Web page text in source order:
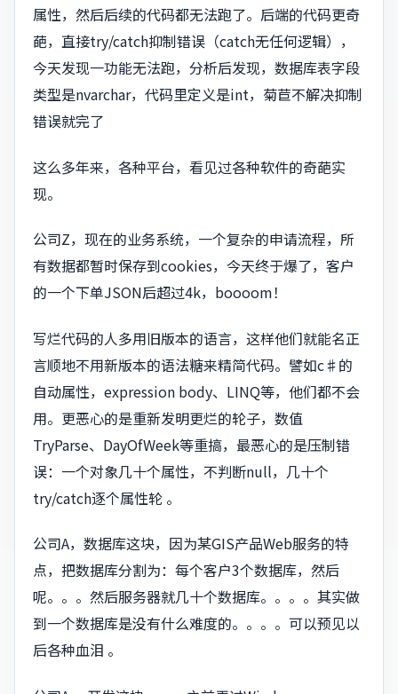
属性，然后后续的代码都无法跑了。后端的代码更奇
葩，直接try/catch抑制错误（catch无任何逻辑），
今天发现一功能无法跑，分析后发现，数据库表字段
类型是nvarchar，代码里定义是int，菊苣不解决抑制
错误就完了
这么多年来，各种平台，看见过各种软件的奇葩实
现。
公司Z，现在的业务系统，一个复杂的申请流程，所
有数据都暂时保存到cookies，今天终于爆了，客户
的一个下单JSON后超过4k，boooom！
写烂代码的人多用旧版本的语言，这样他们就能名正
言顺地不用新版本的语法糖来精简代码。譬如c♯的
自动属性，expression body、LINQ等，他们都不会
用。更恶心的是重新发明更烂的轮子，数值
TryParse、DayOfWeek等重搞，最恶心的是压制错
误：一个对象几十个属性，不判断null，几十个
try/catch逐个属性轮 。
公司A，数据库这块，因为某GIS产品Web服务的特
点，把数据库分割为：每个客户3个数据库，然后
呢。。。然后服务器就几十个数据库。。。。其实做
到一个数据库是没有什么难度的。。。。可以预见以
后各种血泪 。